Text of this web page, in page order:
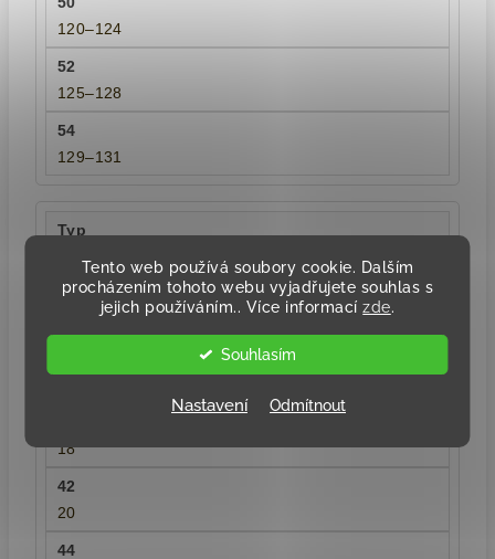
Tento web používá soubory cookie. Dalším
procházením tohoto webu vyjadřujete souhlas s
jejich používáním.. Více informacízde.
Souhlasím
Nastavení Odmítnout
120–124
125–128
129–131
18
20